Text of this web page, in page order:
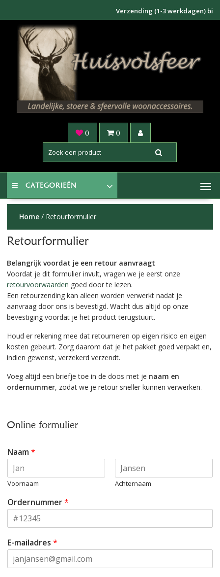
inhoud
Verzending (1-3 werkdagen)
0 0
CATEGORIEËN
Home/ Retourformulier
Retourformulier
Belangrijk voordat je een retour aanvraagt
Voordat je dit formulier invult, vragen we je eerst onze
retourvoorwaarden goed door te lezen.
Een retourzending kan alleen worden verwerkt nadat je
aanvraag door ons is bevestigd. Wacht dus altijd op onze
bevestiging voordat je het product terugstuurt.
Houd er rekening mee dat retourneren op eigen risico en eigen
kosten gebeurt. Zorg daarom dat je het pakket goed verpakt en,
indien gewenst, verzekerd verzendt.
Voeg altijd een briefje toe in de doos met je naam en
ordernummer, zodat we je retour sneller kunnen verwerken.
Online formulier
Naam *
Voornaam Achternaam
Ordernummer*
E-mailadres *